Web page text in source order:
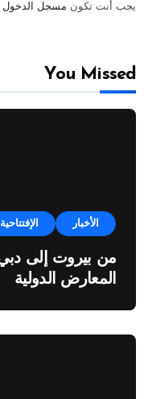
يجب أنت تكون مسجل الدخول
You Missed
الأخبار الإفتتاحية
المعارض الدولية